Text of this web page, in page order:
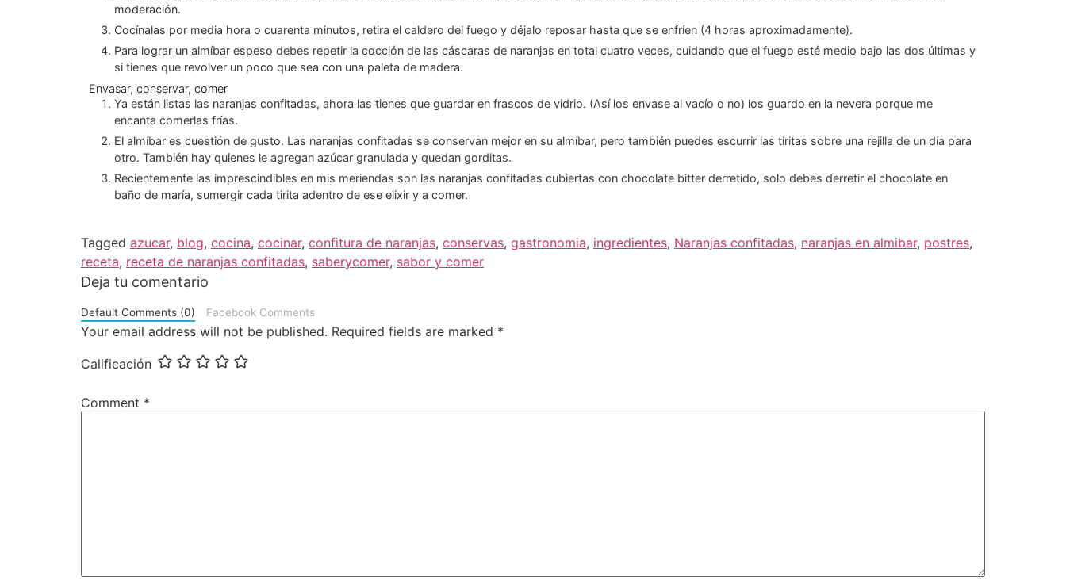
moderación.
Cocínalas por media hora o cuarenta minutos, retira el caldero del fuego y déjalo reposar hasta que se enfríen (4 horas aproximadamente).
Para lograr un almíbar espeso debes repetir la cocción de las cáscaras de naranjas en total cuatro veces, cuidando que el fuego esté medio bajo las dos últimas y
si tienes que revolver un poco que sea con una paleta de madera.
Envasar, conservar, comer
Ya están listas las naranjas confitadas, ahora las tienes que guardar en frascos de vidrio. (Así los envase al vacío o no) los guardo en la nevera porque me
encanta comerlas frías.
El almíbar es cuestión de gusto. Las naranjas confitadas se conservan mejor en su almíbar, pero también puedes escurrir las tiritas sobre una rejilla de un día para
otro. También hay quienes le agregan azúcar granulada y quedan gorditas.
Recientemente las imprescindibles en mis meriendas son las naranjas confitadas cubiertas con chocolate bitter derretido, solo debes derretir el chocolate en
baño de maría, sumergir cada tirita adentro de ese elixir y a comer.
Tagged azucar, blog, cocina, cocinar, confitura de naranjas, conservas, gastronomia, ingredientes, Naranjas confitadas, naranjas en almibar, postres,
receta, receta de naranjas confitadas, saberycomer, sabor y comer
Deja tu comentario
Default Comments (0) Facebook Comments
Your email address will not be published. Required fields are marked *
Calificación
Comment *